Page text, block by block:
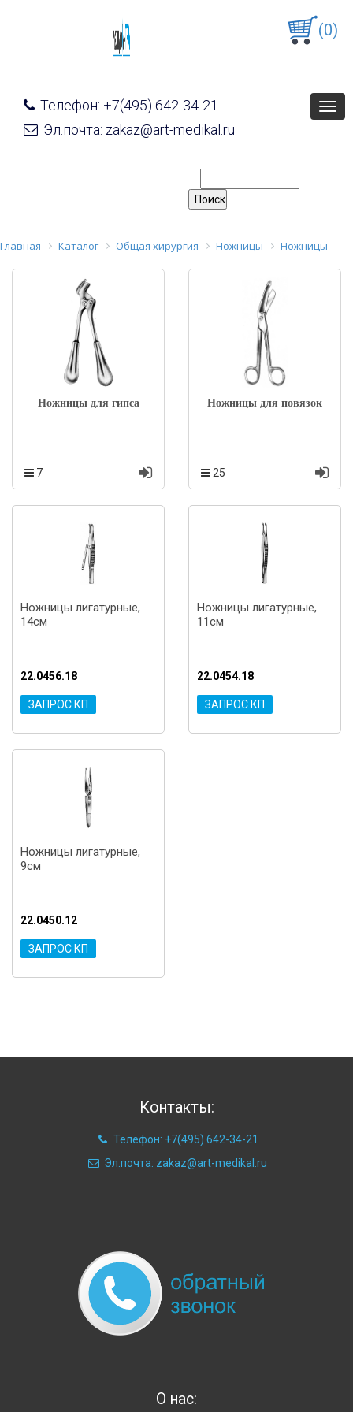
Телефон: +7(495) 642-34-21
Эл.почта: zakaz@art-medikal.ru
(0)
Главная Каталог Общая хирургия Ножницы Ножницы
Ножницы для гипса
7
Ножницы для повязок
25
Ножницы лигатурные,
14см
22.0456.18
ЗАПРОС КП
Ножницы лигатурные,
11см
22.0454.18
ЗАПРОС КП
Ножницы лигатурные,
9см
22.0450.12
ЗАПРОС КП
Контакты:
Телефон: +7(495) 642-34-21
Эл.почта: zakaz@art-medikal.ru
О нас: